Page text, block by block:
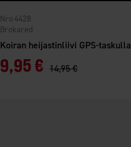
3.7 5:sta tähdestä
Koiran heijastinliivi GPS-taskulla
Brokared
4428
9,95 € 14,95 €